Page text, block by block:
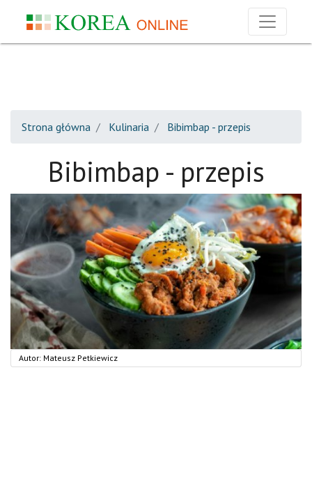
Strona główna Kulinaria Bibimbap - przepis
Bibimbap - przepis
Autor: Mateusz Petkiewicz